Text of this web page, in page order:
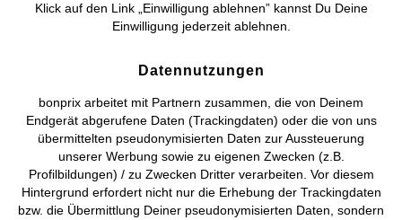
Deutsch Français
Klick auf den Link „Einwilligung ablehnen” kannst Du Deine
Einwilligung jederzeit ablehnen.
Datennutzungen
bonprix arbeitet mit Partnern zusammen, die von Deinem
Endgerät abgerufene Daten (Trackingdaten) oder die von uns
übermittelten pseudonymisierten Daten zur Aussteuerung
unserer Werbung sowie zu eigenen Zwecken (z.B.
Profilbildungen) / zu Zwecken Dritter verarbeiten. Vor diesem
Hintergrund erfordert nicht nur die Erhebung der Trackingdaten
bzw. die Übermittlung Deiner pseudonymisierten Daten, sondern